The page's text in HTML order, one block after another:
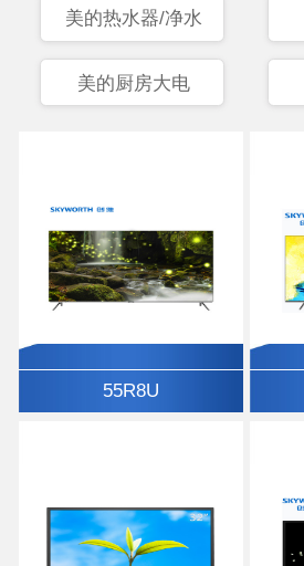
美的热水器/净水
美的厨房大电
55R8U